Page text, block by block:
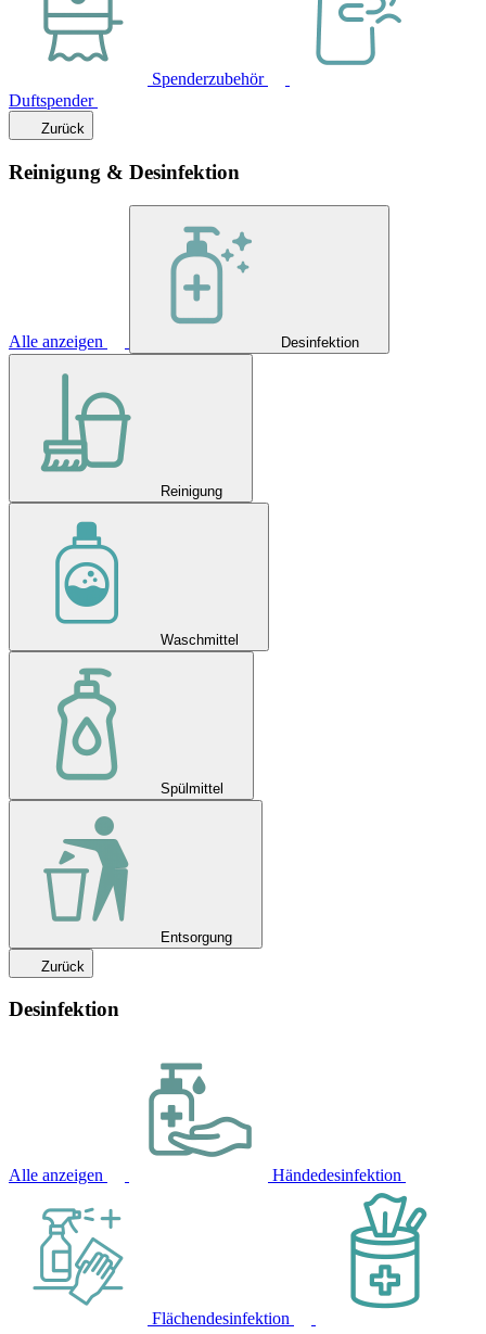
Spenderzubehör
Duftspender
Zurück
Reinigung & Desinfektion
Alle anzeigen Desinfektion
Reinigung
Waschmittel
Spülmittel
Entsorgung
Zurück
Desinfektion
Alle anzeigen Händedesinfektion
Flächendesinfektion